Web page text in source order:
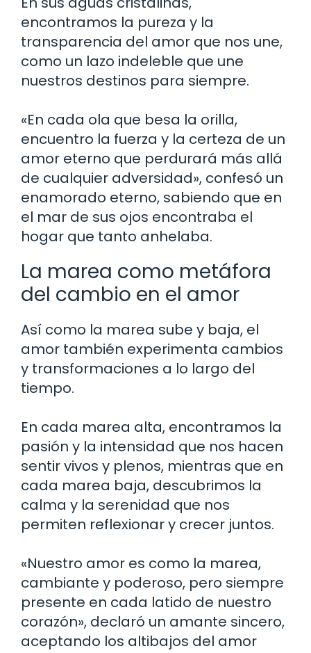
encontramos la pureza y la
transparencia del amor que nos une,
como un lazo indeleble que une
nuestros destinos para siempre.
«En cada ola que besa la orilla,
encuentro la fuerza y la certeza de un
amor eterno que perdurará más allá
de cualquier adversidad», confesó un
enamorado eterno, sabiendo que en
el mar de sus ojos encontraba el
hogar que tanto anhelaba.
La marea como metáfora
del cambio en el amor
Así como la marea sube y baja, el
amor también experimenta cambios
y transformaciones a lo largo del
tiempo.
En cada marea alta, encontramos la
pasión y la intensidad que nos hacen
sentir vivos y plenos, mientras que en
cada marea baja, descubrimos la
calma y la serenidad que nos
permiten reflexionar y crecer juntos.
«Nuestro amor es como la marea,
cambiante y poderoso, pero siempre
presente en cada latido de nuestro
corazón», declaró un amante sincero,
aceptando los altibajos del amor